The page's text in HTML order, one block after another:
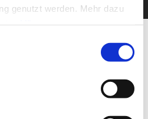
genutzt werden. Mehr dazu
.